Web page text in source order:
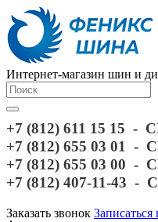
Интернет-магазин шин и
+7 (812) 611 15 15 -
+7 (812) 655 03 01 -
+7 (812) 655 03 00 -
+7 (812) 407-11-43 -
Заказать звонок